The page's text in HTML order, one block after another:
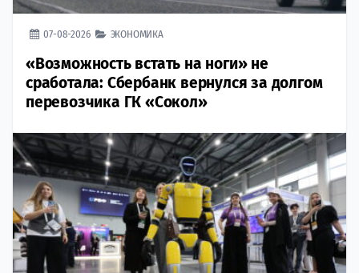
07-08-2026 ЭКОНОМИКА
«Возможность встать на ноги» не
сработала: Сбербанк вернулся за долгом
перевозчика ГК «Сокол»